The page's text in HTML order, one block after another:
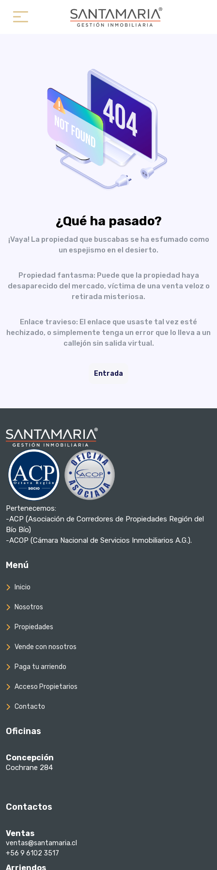
¿Qué ha pasado?
¡Vaya! La propiedad que buscabas se ha esfumado como
un espejismo en el desierto.
Propiedad fantasma: Puede que la propiedad haya
desaparecido del mercado, víctima de una venta veloz o
retirada misteriosa.
Enlace travieso: El enlace que usaste tal vez esté
hechizado, o simplemente tenga un error que lo lleva a un
callejón sin salida virtual.
Entrada
Pertenecemos:
-ACP (Asociación de Corredores de Propiedades Región del
Bío Bío)
-ACOP (Cámara Nacional de Servicios Inmobiliarios A.G.).
Menú
Inicio
Nosotros
Propiedades
Vende con nosotros
Paga tu arriendo
Acceso Propietarios
Contacto
Oficinas
Concepción
Cochrane 284
Contactos
Ventas
ventas@santamaria.cl
+56 9 6102 3517
Arriendos